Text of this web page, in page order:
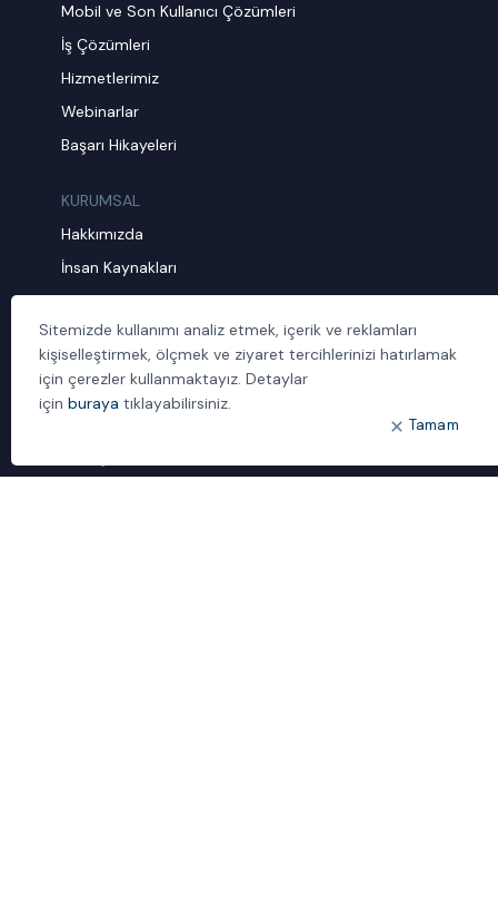
Mobil ve Son Kullanıcı Çözümleri
İş Çözümleri
Hizmetlerimiz
Webinarlar
Başarı Hikayeleri
KURUMSAL
Hakkımızda
İnsan Kaynakları
Müşteri Şikayet Formu
Sürdürülebilirlik
Politika ve Prosedürler
İletişim
Sitemizde kullanımı analiz etmek, içerik ve reklamları
kişiselleştirmek, ölçmek ve ziyaret tercihlerinizi hatırlamak
için çerezler kullanmaktayız. Detaylar
için buraya tıklayabilirsiniz.
Tamam